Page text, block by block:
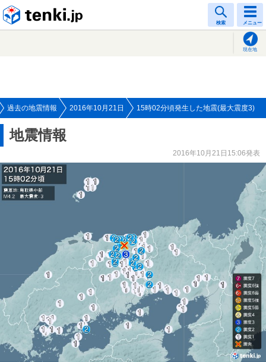
検索 メニュー
現在地
過去の地震情報 2016年10月21日 15時02分頃発生した地震(最大震度3)
地震情報
2016年10月21日15:06発表